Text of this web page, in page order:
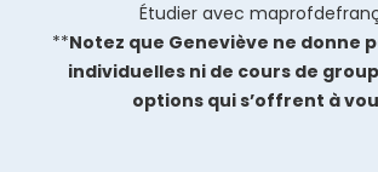
Étudier avec
**Notez que Geneviève ne donne
individuelles ni de cours de
options qui s’offrent à